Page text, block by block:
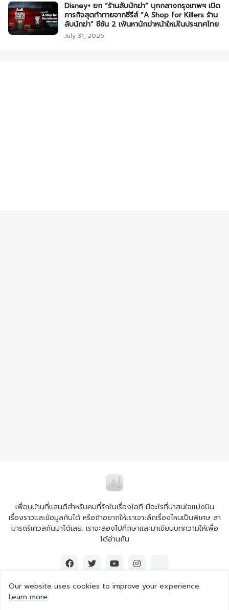
Disney+ ยก “ร้านลับนักฆ่า” บุกกลางกรุงเทพฯ เปิด
ภารกิจสุดท้าทายจากซีรีส์ “A Shop for Killers ร้าน
ลับนักฆ่า” ซีซัน 2 เฟ้นหานักฆ่าหน้าใหม่ในประเทศไทย
July 31, 2026
เพื่อนบ้านที่แสนดีสำหรับคนที่รักในเรื่องไอที มีอะไรที่น่าสนใจแบ่งปัน
เรื่องราวและข้อมูลกันได้ หรือถ้าอยากให้เราเจาะลึกเรื่องไหนเป็นพิเศษ สา
มารถรีเควสกันมาได้เลย. เราจะลองไปศึกษาและมาเขียนบทความให้เพื่อ
ได้อ่านกัน
Our website uses cookies to improve your experience.
Learn more